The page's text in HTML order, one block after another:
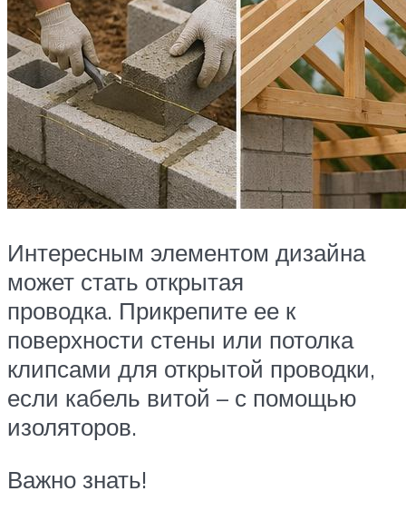
Интересным элементом дизайна
может стать открытая
проводка. Прикрепите ее к
поверхности стены или потолка
клипсами для открытой проводки,
если кабель витой – с помощью
изоляторов.
Важно знать!